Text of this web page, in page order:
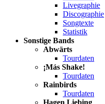
Livegraphie
Discographie
Songtexte
Statistik
Sonstige Bands
Abwärts
Tourdaten
¡Más Shake!
Tourdaten
Rainbirds
Tourdaten
Hagen Liebing